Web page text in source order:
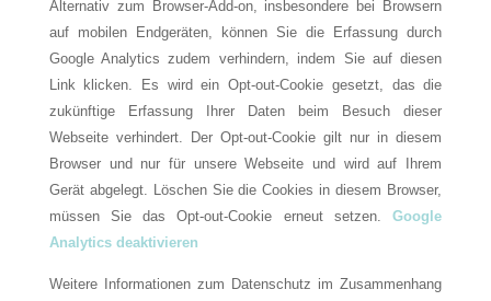
Alternativ zum Browser-Add-on, insbesondere bei Browsern
auf mobilen Endgeräten, können Sie die Erfassung durch
Google Analytics zudem verhindern, indem Sie auf diesen
Link klicken. Es wird ein Opt-out-Cookie gesetzt, das die
zukünftige Erfassung Ihrer Daten beim Besuch dieser
Webseite verhindert. Der Opt-out-Cookie gilt nur in diesem
Browser und nur für unsere Webseite und wird auf Ihrem
Gerät abgelegt. Löschen Sie die Cookies in diesem Browser,
müssen Sie das Opt-out-Cookie erneut setzen.Google
Analytics deaktivieren
Weitere Informationen zum Datenschutz im Zusammenhang